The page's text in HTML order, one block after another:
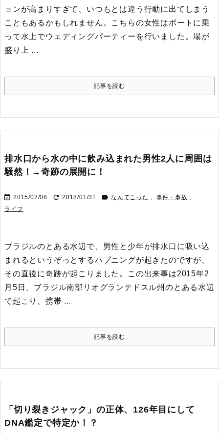
ョンが高まりすぎて、いつもとは違う行動に出てしまう
こともあるかもしれません。 こちらの女性はボートに乗
って水上でウェディングパーティーを行いました。場が
盛り上 ...
記事を読む
排水口から水の中に飲み込まれた男性2人に周囲は
騒然！→奇跡の展開に！
 2015/02/08  2018/01/31  なんてこった , 事件・事故 ,
ライフ
ブラジルのとある水辺で、男性と少年が排水口に吸い込
まれるというぞっとするハプニングが起きたのですが、
その直後に奇跡が起こりました。
この出来事は2015年2
月5日、ブラジル南部リオグランテドスル州のとある水辺
で起こり、携帯 ...
記事を読む
「切り裂きジャック」の正体、126年目にして
DNA鑑定で特定か！？